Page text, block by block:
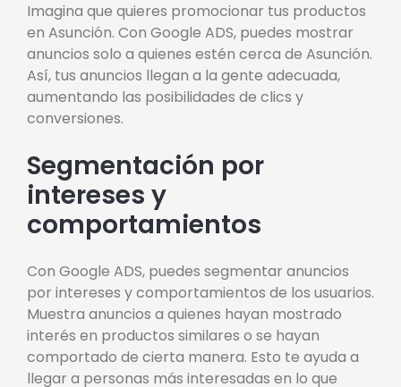
Imagina que quieres promocionar tus productos
en Asunción. Con Google ADS, puedes mostrar
anuncios solo a quienes estén cerca de Asunción.
Así, tus anuncios llegan a la gente adecuada,
aumentando las posibilidades de clics y
conversiones.
Segmentación por
intereses y
comportamientos
Con Google ADS, puedes segmentar anuncios
por intereses y comportamientos de los usuarios.
Muestra anuncios a quienes hayan mostrado
interés en productos similares o se hayan
comportado de cierta manera. Esto te ayuda a
llegar a personas más interesadas en lo que